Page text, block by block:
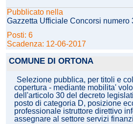
Pubblicato nella
Gazzetta Ufficiale Concorsi numero
Posti: 6
Scadenza: 12-06-2017
COMUNE DI ORTONA
Selezione pubblica, per titoli e
copertura - mediante mobilita'
dell'articolo 30 del decreto
posto di categoria D, posizione
professionale istruttore direttivo
assegnare al settore servizi